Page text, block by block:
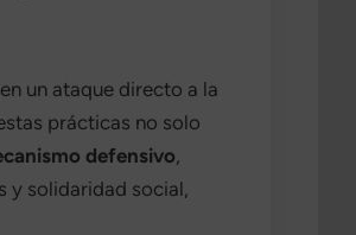
un ataque directo a la
prácticas no solo
defensivo,
y solidaridad social,